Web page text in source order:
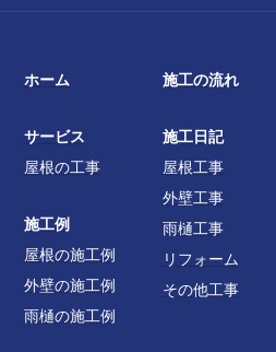
ホーム
サービス
屋根の工事
施工例
屋根の施工例
外壁の施工例
雨樋の施工例
施工の流れ
施工日記
屋根工事
外壁工事
雨樋工事
リフォーム
その他工事